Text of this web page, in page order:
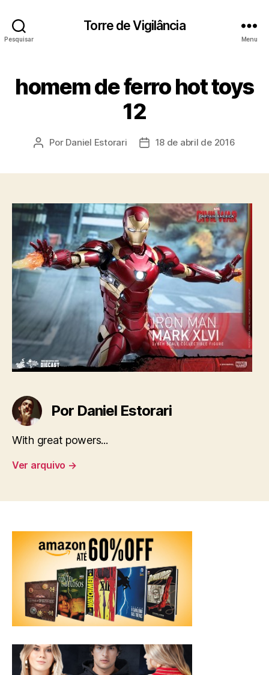
Pesquisar
Torre de Vigilância
Menu
homem de ferro hot toys
12
Autor
Por Daniel Estorari
Data18 de abril de 2016
Por Daniel Estorari
With great powers...
Ver arquivo →